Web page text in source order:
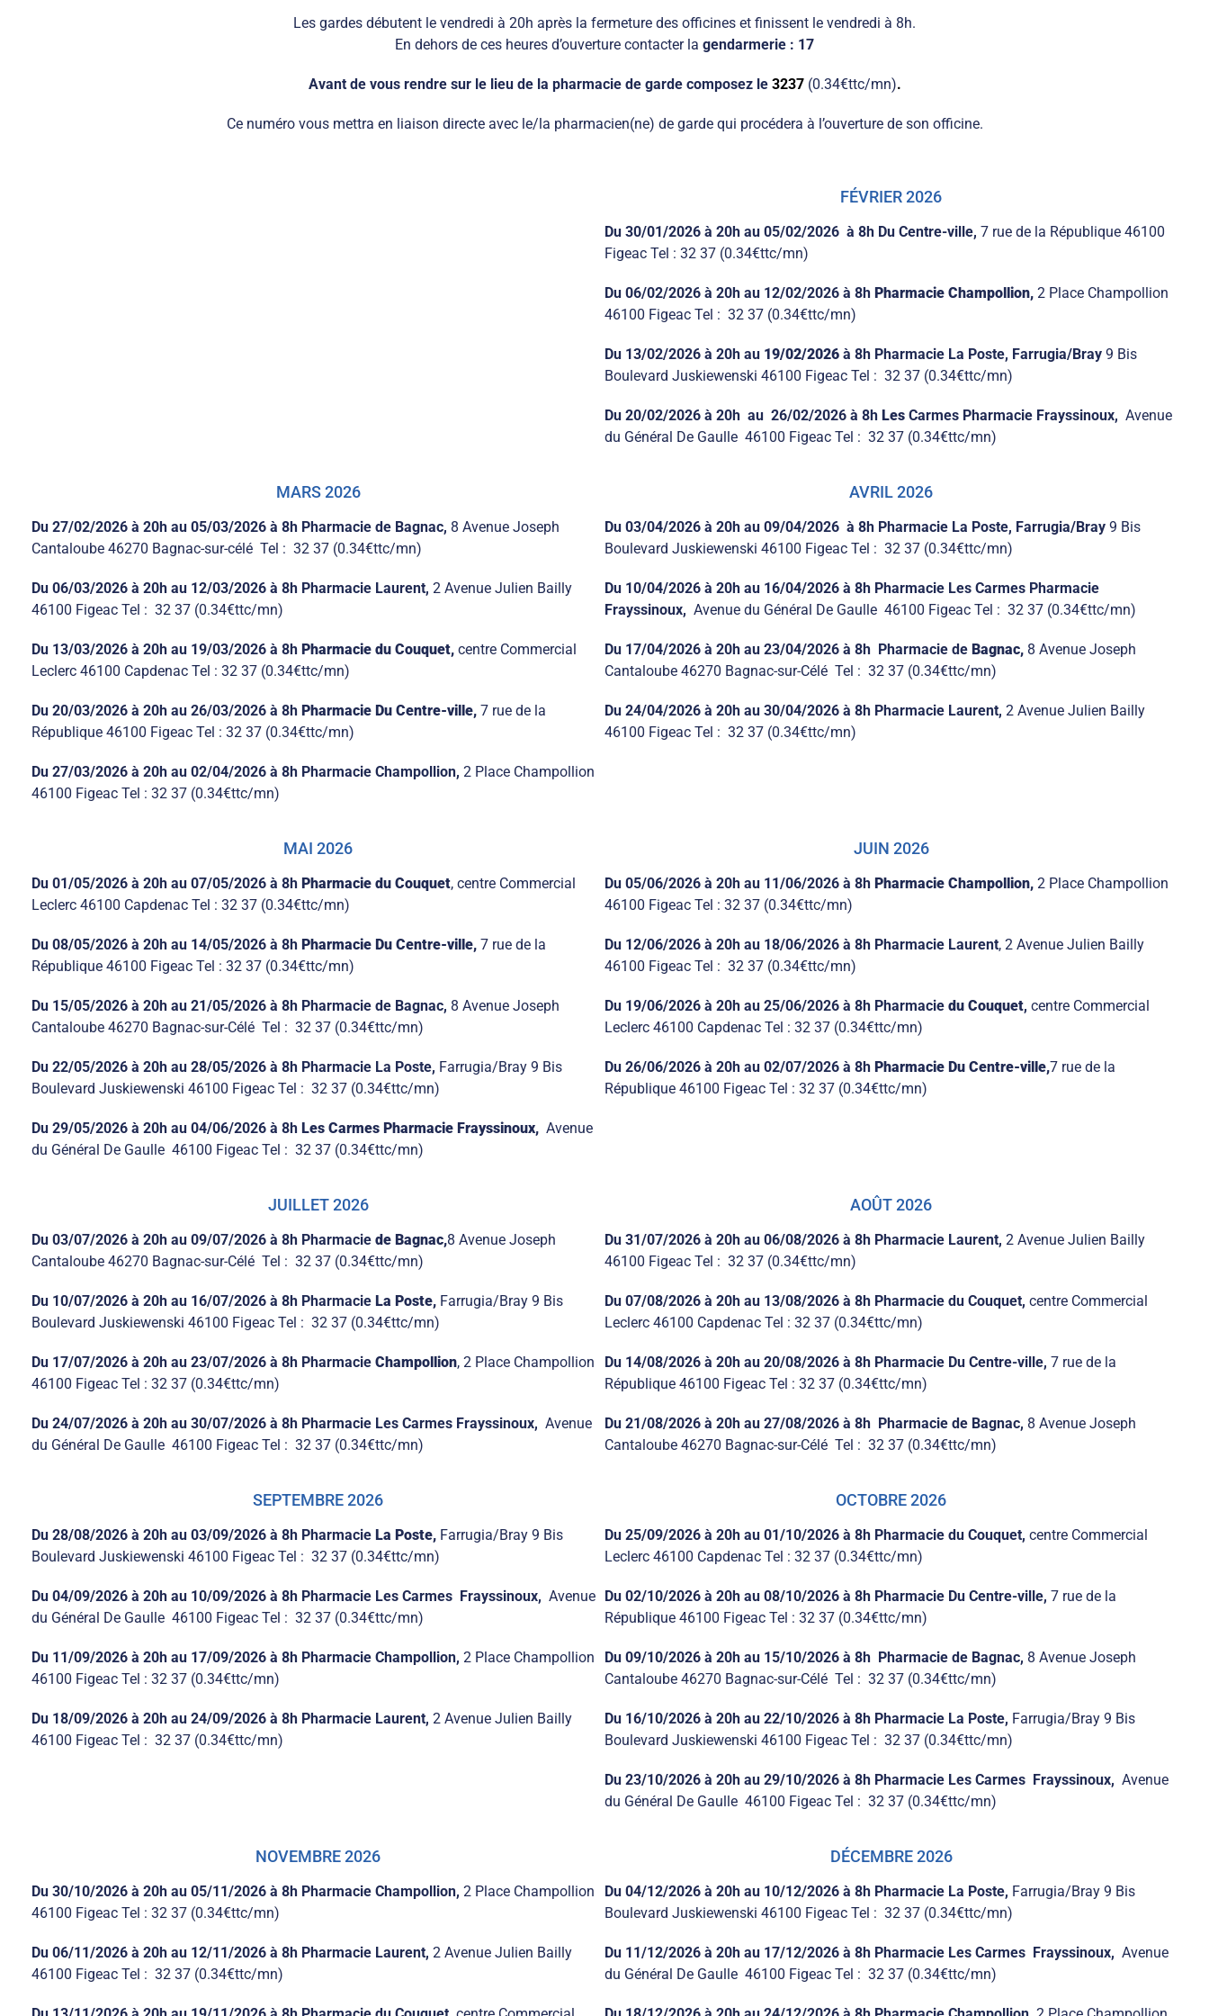
Les gardes débutent le vendredi à 20h après la fermeture des officines et finissent le vendredi à 8h.
En dehors de ces heures d’ouverture contacter la gendarmerie : 17
Avant de vous rendre sur le lieu de la pharmacie de garde composez le 3237 (0.34€ttc/mn).
Ce numéro vous mettra en liaison directe avec le/la pharmacien(ne) de garde qui procédera à l’ouverture de son officine.
FÉVRIER 2026
Du 30/01/2026 à 20h au 05/02/2026 à 8h Du Centre-ville, 7 rue de la République 46100
Figeac Tel : 32 37 (0.34€ttc/mn)
Du 06/02/2026 à 20h au 12/02/2026 à 8h Pharmacie Champollion, 2 Place Champollion
46100 Figeac Tel : 32 37 (0.34€ttc/mn)
Du 13/02/2026 à 20h au 19/02/2026 à 8h Pharmacie La Poste, Farrugia/Bray 9 Bis
Boulevard Juskiewenski 46100 Figeac Tel : 32 37 (0.34€ttc/mn)
Du 20/02/2026 à 20h au 26/02/2026 à 8h Les Carmes Pharmacie Frayssinoux, Avenue
du Général De Gaulle 46100 Figeac Tel : 32 37 (0.34€ttc/mn)
MARS 2026
Du 27/02/2026 à 20h au 05/03/2026 à 8h Pharmacie de Bagnac, 8 Avenue Joseph
Cantaloube 46270 Bagnac-sur-célé Tel : 32 37 (0.34€ttc/mn)
Du 06/03/2026 à 20h au 12/03/2026 à 8h Pharmacie Laurent, 2 Avenue Julien Bailly
46100 Figeac Tel : 32 37 (0.34€ttc/mn)
Du 13/03/2026 à 20h au 19/03/2026 à 8h Pharmacie du Couquet, centre Commercial
Leclerc 46100 Capdenac Tel : 32 37 (0.34€ttc/mn)
Du 20/03/2026 à 20h au 26/03/2026 à 8h Pharmacie Du Centre-ville, 7 rue de la
République 46100 Figeac Tel : 32 37 (0.34€ttc/mn)
Du 27/03/2026 à 20h au 02/04/2026 à 8h Pharmacie Champollion, 2 Place Champollion
46100 Figeac Tel : 32 37 (0.34€ttc/mn)
AVRIL 2026
Du 03/04/2026 à 20h au 09/04/2026 à 8h Pharmacie La Poste, Farrugia/Bray 9 Bis
Boulevard Juskiewenski 46100 Figeac Tel : 32 37 (0.34€ttc/mn)
Du 10/04/2026 à 20h au 16/04/2026 à 8h Pharmacie Les Carmes Pharmacie
Frayssinoux, Avenue du Général De Gaulle 46100 Figeac Tel : 32 37 (0.34€ttc/mn)
Du 17/04/2026 à 20h au 23/04/2026 à 8h Pharmacie de Bagnac, 8 Avenue Joseph
Cantaloube 46270 Bagnac-sur-Célé Tel : 32 37 (0.34€ttc/mn)
Du 24/04/2026 à 20h au 30/04/2026 à 8h Pharmacie Laurent, 2 Avenue Julien Bailly
46100 Figeac Tel : 32 37 (0.34€ttc/mn)
MAI 2026
Du 01/05/2026 à 20h au 07/05/2026 à 8h Pharmacie du Couquet, centre Commercial
Leclerc 46100 Capdenac Tel : 32 37 (0.34€ttc/mn)
Du 08/05/2026 à 20h au 14/05/2026 à 8h Pharmacie Du Centre-ville, 7 rue de la
République 46100 Figeac Tel : 32 37 (0.34€ttc/mn)
Du 15/05/2026 à 20h au 21/05/2026 à 8h Pharmacie de Bagnac, 8 Avenue Joseph
Cantaloube 46270 Bagnac-sur-Célé Tel : 32 37 (0.34€ttc/mn)
Du 22/05/2026 à 20h au 28/05/2026 à 8h Pharmacie La Poste, Farrugia/Bray 9 Bis
Boulevard Juskiewenski 46100 Figeac Tel : 32 37 (0.34€ttc/mn)
Du 29/05/2026 à 20h au 04/06/2026 à 8h Les Carmes Pharmacie Frayssinoux, Avenue
du Général De Gaulle 46100 Figeac Tel : 32 37 (0.34€ttc/mn)
JUIN 2026
Du 05/06/2026 à 20h au 11/06/2026 à 8h Pharmacie Champollion, 2 Place Champollion
46100 Figeac Tel : 32 37 (0.34€ttc/mn)
Du 12/06/2026 à 20h au 18/06/2026 à 8h Pharmacie Laurent, 2 Avenue Julien Bailly
46100 Figeac Tel : 32 37 (0.34€ttc/mn)
Du 19/06/2026 à 20h au 25/06/2026 à 8h Pharmacie du Couquet, centre Commercial
Leclerc 46100 Capdenac Tel : 32 37 (0.34€ttc/mn)
Du 26/06/2026 à 20h au 02/07/2026 à 8h Pharmacie Du Centre-ville,7 rue de la
République 46100 Figeac Tel : 32 37 (0.34€ttc/mn)
JUILLET 2026
Du 03/07/2026 à 20h au 09/07/2026 à 8h Pharmacie de Bagnac,8 Avenue Joseph
Cantaloube 46270 Bagnac-sur-Célé Tel : 32 37 (0.34€ttc/mn)
Du 10/07/2026 à 20h au 16/07/2026 à 8h Pharmacie La Poste, Farrugia/Bray 9 Bis
Boulevard Juskiewenski 46100 Figeac Tel : 32 37 (0.34€ttc/mn)
Du 17/07/2026 à 20h au 23/07/2026 à 8h Pharmacie Champollion, 2 Place Champollion
46100 Figeac Tel : 32 37 (0.34€ttc/mn)
Du 24/07/2026 à 20h au 30/07/2026 à 8h Pharmacie Les Carmes Frayssinoux, Avenue
du Général De Gaulle 46100 Figeac Tel : 32 37 (0.34€ttc/mn)
AOÛT 2026
Du 31/07/2026 à 20h au 06/08/2026 à 8h Pharmacie Laurent, 2 Avenue Julien Bailly
46100 Figeac Tel : 32 37 (0.34€ttc/mn)
Du 07/08/2026 à 20h au 13/08/2026 à 8h Pharmacie du Couquet, centre Commercial
Leclerc 46100 Capdenac Tel : 32 37 (0.34€ttc/mn)
Du 14/08/2026 à 20h au 20/08/2026 à 8h Pharmacie Du Centre-ville, 7 rue de la
République 46100 Figeac Tel : 32 37 (0.34€ttc/mn)
Du 21/08/2026 à 20h au 27/08/2026 à 8h Pharmacie de Bagnac, 8 Avenue Joseph
Cantaloube 46270 Bagnac-sur-Célé Tel : 32 37 (0.34€ttc/mn)
SEPTEMBRE 2026
Du 28/08/2026 à 20h au 03/09/2026 à 8h Pharmacie La Poste, Farrugia/Bray 9 Bis
Boulevard Juskiewenski 46100 Figeac Tel : 32 37 (0.34€ttc/mn)
Du 04/09/2026 à 20h au 10/09/2026 à 8h Pharmacie Les Carmes Frayssinoux, Avenue
du Général De Gaulle 46100 Figeac Tel : 32 37 (0.34€ttc/mn)
Du 11/09/2026 à 20h au 17/09/2026 à 8h Pharmacie Champollion, 2 Place Champollion
46100 Figeac Tel : 32 37 (0.34€ttc/mn)
Du 18/09/2026 à 20h au 24/09/2026 à 8h Pharmacie Laurent, 2 Avenue Julien Bailly
46100 Figeac Tel : 32 37 (0.34€ttc/mn)
OCTOBRE 2026
Du 25/09/2026 à 20h au 01/10/2026 à 8h Pharmacie du Couquet, centre Commercial
Leclerc 46100 Capdenac Tel : 32 37 (0.34€ttc/mn)
Du 02/10/2026 à 20h au 08/10/2026 à 8h Pharmacie Du Centre-ville, 7 rue de la
République 46100 Figeac Tel : 32 37 (0.34€ttc/mn)
Du 09/10/2026 à 20h au 15/10/2026 à 8h Pharmacie de Bagnac, 8 Avenue Joseph
Cantaloube 46270 Bagnac-sur-Célé Tel : 32 37 (0.34€ttc/mn)
Du 16/10/2026 à 20h au 22/10/2026 à 8h Pharmacie La Poste, Farrugia/Bray 9 Bis
Boulevard Juskiewenski 46100 Figeac Tel : 32 37 (0.34€ttc/mn)
Du 23/10/2026 à 20h au 29/10/2026 à 8h Pharmacie Les Carmes Frayssinoux, Avenue
du Général De Gaulle 46100 Figeac Tel : 32 37 (0.34€ttc/mn)
NOVEMBRE 2026
Du 30/10/2026 à 20h au 05/11/2026 à 8h Pharmacie Champollion, 2 Place Champollion
46100 Figeac Tel : 32 37 (0.34€ttc/mn)
Du 06/11/2026 à 20h au 12/11/2026 à 8h Pharmacie Laurent, 2 Avenue Julien Bailly
46100 Figeac Tel : 32 37 (0.34€ttc/mn)
DÉCEMBRE 2026
Du 04/12/2026 à 20h au 10/12/2026 à 8h Pharmacie La Poste, Farrugia/Bray 9 Bis
Boulevard Juskiewenski 46100 Figeac Tel : 32 37 (0.34€ttc/mn)
Du 11/12/2026 à 20h au 17/12/2026 à 8h Pharmacie Les Carmes Frayssinoux, Avenue
du Général De Gaulle 46100 Figeac Tel : 32 37 (0.34€ttc/mn)